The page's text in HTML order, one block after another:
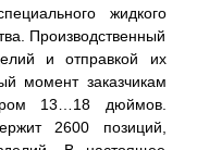
жидкого
Производственный
и отправкой их
момент заказчикам
13…18 дюймов.
2600 позиций,